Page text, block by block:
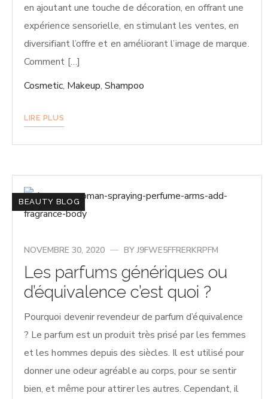
en ajoutant une touche de décoration, en offrant une
expérience sensorielle, en stimulant les ventes, en
diversifiant l’offre et en améliorant l’image de marque.
Comment […]
Cosmetic, Makeup, Shampoo
LIRE PLUS
BEAUTY BLOG
NOVEMBRE 30, 2020 BYJ9FWE5FFRERKRPFM
Les parfums génériques ou
d’équivalence c’est quoi ?
Pourquoi devenir revendeur de parfum d’équivalence
? Le parfum est un produit très prisé par les femmes
et les hommes depuis des siècles. Il est utilisé pour
donner une odeur agréable au corps, pour se sentir
bien, et même pour attirer les autres. Cependant, il